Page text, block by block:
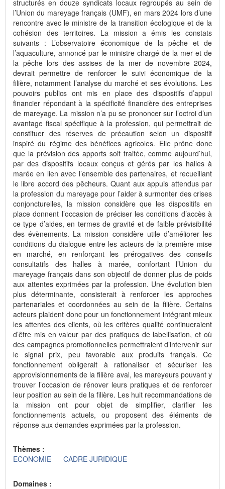
structurés en douze syndicats locaux regroupés au sein de
l’Union du mareyage français (UMF), en mars 2024 lors d’une
rencontre avec le ministre de la transition écologique et de la
cohésion des territoires. La mission a émis les constats
suivants : L’observatoire économique de la pêche et de
l’aquaculture, annoncé par le ministre chargé de la mer et de
la pêche lors des assises de la mer de novembre 2024,
devrait permettre de renforcer le suivi économique de la
filière, notamment l’analyse du marché et ses évolutions. Les
pouvoirs publics ont mis en place des dispositifs d’appui
financier répondant à la spécificité financière des entreprises
de mareyage. La mission n’a pu se prononcer sur l’octroi d’un
avantage fiscal spécifique à la profession, qui permettrait de
constituer des réserves de précaution selon un dispositif
inspiré du régime des bénéfices agricoles. Elle prône donc
que la prévision des apports soit traitée, comme aujourd’hui,
par des dispositifs locaux conçus et gérés par les halles à
marée en lien avec l’ensemble des partenaires, et recueillant
le libre accord des pêcheurs. Quant aux appuis attendus par
la profession du mareyage pour l’aider à surmonter des crises
conjoncturelles, la mission considère que les dispositifs en
place donnent l’occasion de préciser les conditions d’accès à
ce type d’aides, en termes de gravité et de faible prévisibilité
des évènements. La mission considère utile d’améliorer les
conditions du dialogue entre les acteurs de la première mise
en marché, en renforçant les prérogatives des conseils
consultatifs des halles à marée, confortant l’Union du
mareyage français dans son objectif de donner plus de poids
aux attentes exprimées par la profession. Une évolution bien
plus déterminante, consisterait à renforcer les approches
partenariales et coordonnées au sein de la filière. Certains
acteurs plaident donc pour un fonctionnement intégrant mieux
les attentes des clients, où les critères qualité continueraient
d’être mis en valeur par des pratiques de labellisation, et où
des campagnes promotionnelles permettraient d’intervenir sur
le signal prix, peu favorable aux produits français. Ce
fonctionnement obligerait à rationaliser et sécuriser les
approvisionnements de la filière aval, les mareyeurs pouvant y
trouver l’occasion de rénover leurs pratiques et de renforcer
leur position au sein de la filière. Les huit recommandations de
la mission ont pour objet de simplifier, clarifier les
fonctionnements actuels, ou proposent des éléments de
réponse aux demandes exprimées par la profession.
Thèmes :
ECONOMIE
CADRE JURIDIQUE
Domaines :